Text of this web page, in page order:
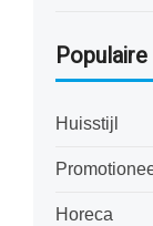
Huisstijl
Horeca